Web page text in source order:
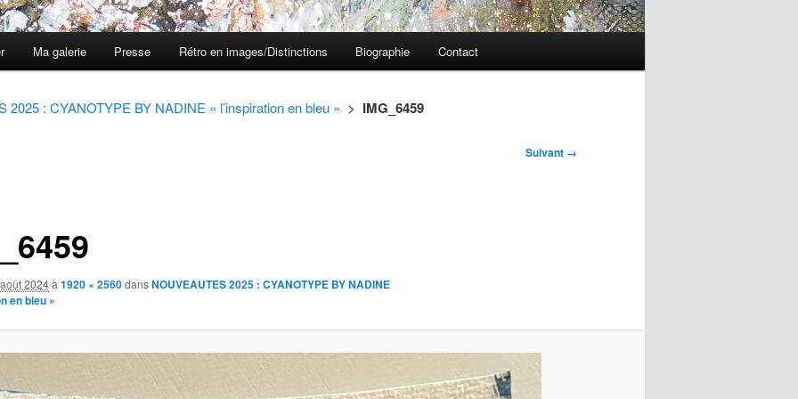
Ma galerie Presse Rétro en images/Distinctions Biographie Contact
2025 : CYANOTYPE BY NADINE « l’inspiration en bleu » > IMG_6459
Suivant →
2024à 1920 × 2560dansNOUVEAUTES 2025 : CYANOTYPE BY NADINE
en bleu »